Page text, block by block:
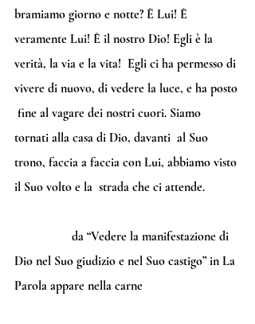
bramiamo giorno e notte? È Lui! È
veramente Lui! È il nostro Dio! Egli è la
verità, la via e la vita!  Egli ci ha permesso di
vivere di nuovo, di vedere la luce, e ha posto
fine al vagare dei nostri cuori. Siamo
tornati alla casa di Dio, davanti  al Suo
trono, faccia a faccia con Lui, abbiamo visto
il Suo volto e la  strada che ci attende.
Dio nel Suo giudizio e nel Suo castigo” in La
Parola appare nella carne